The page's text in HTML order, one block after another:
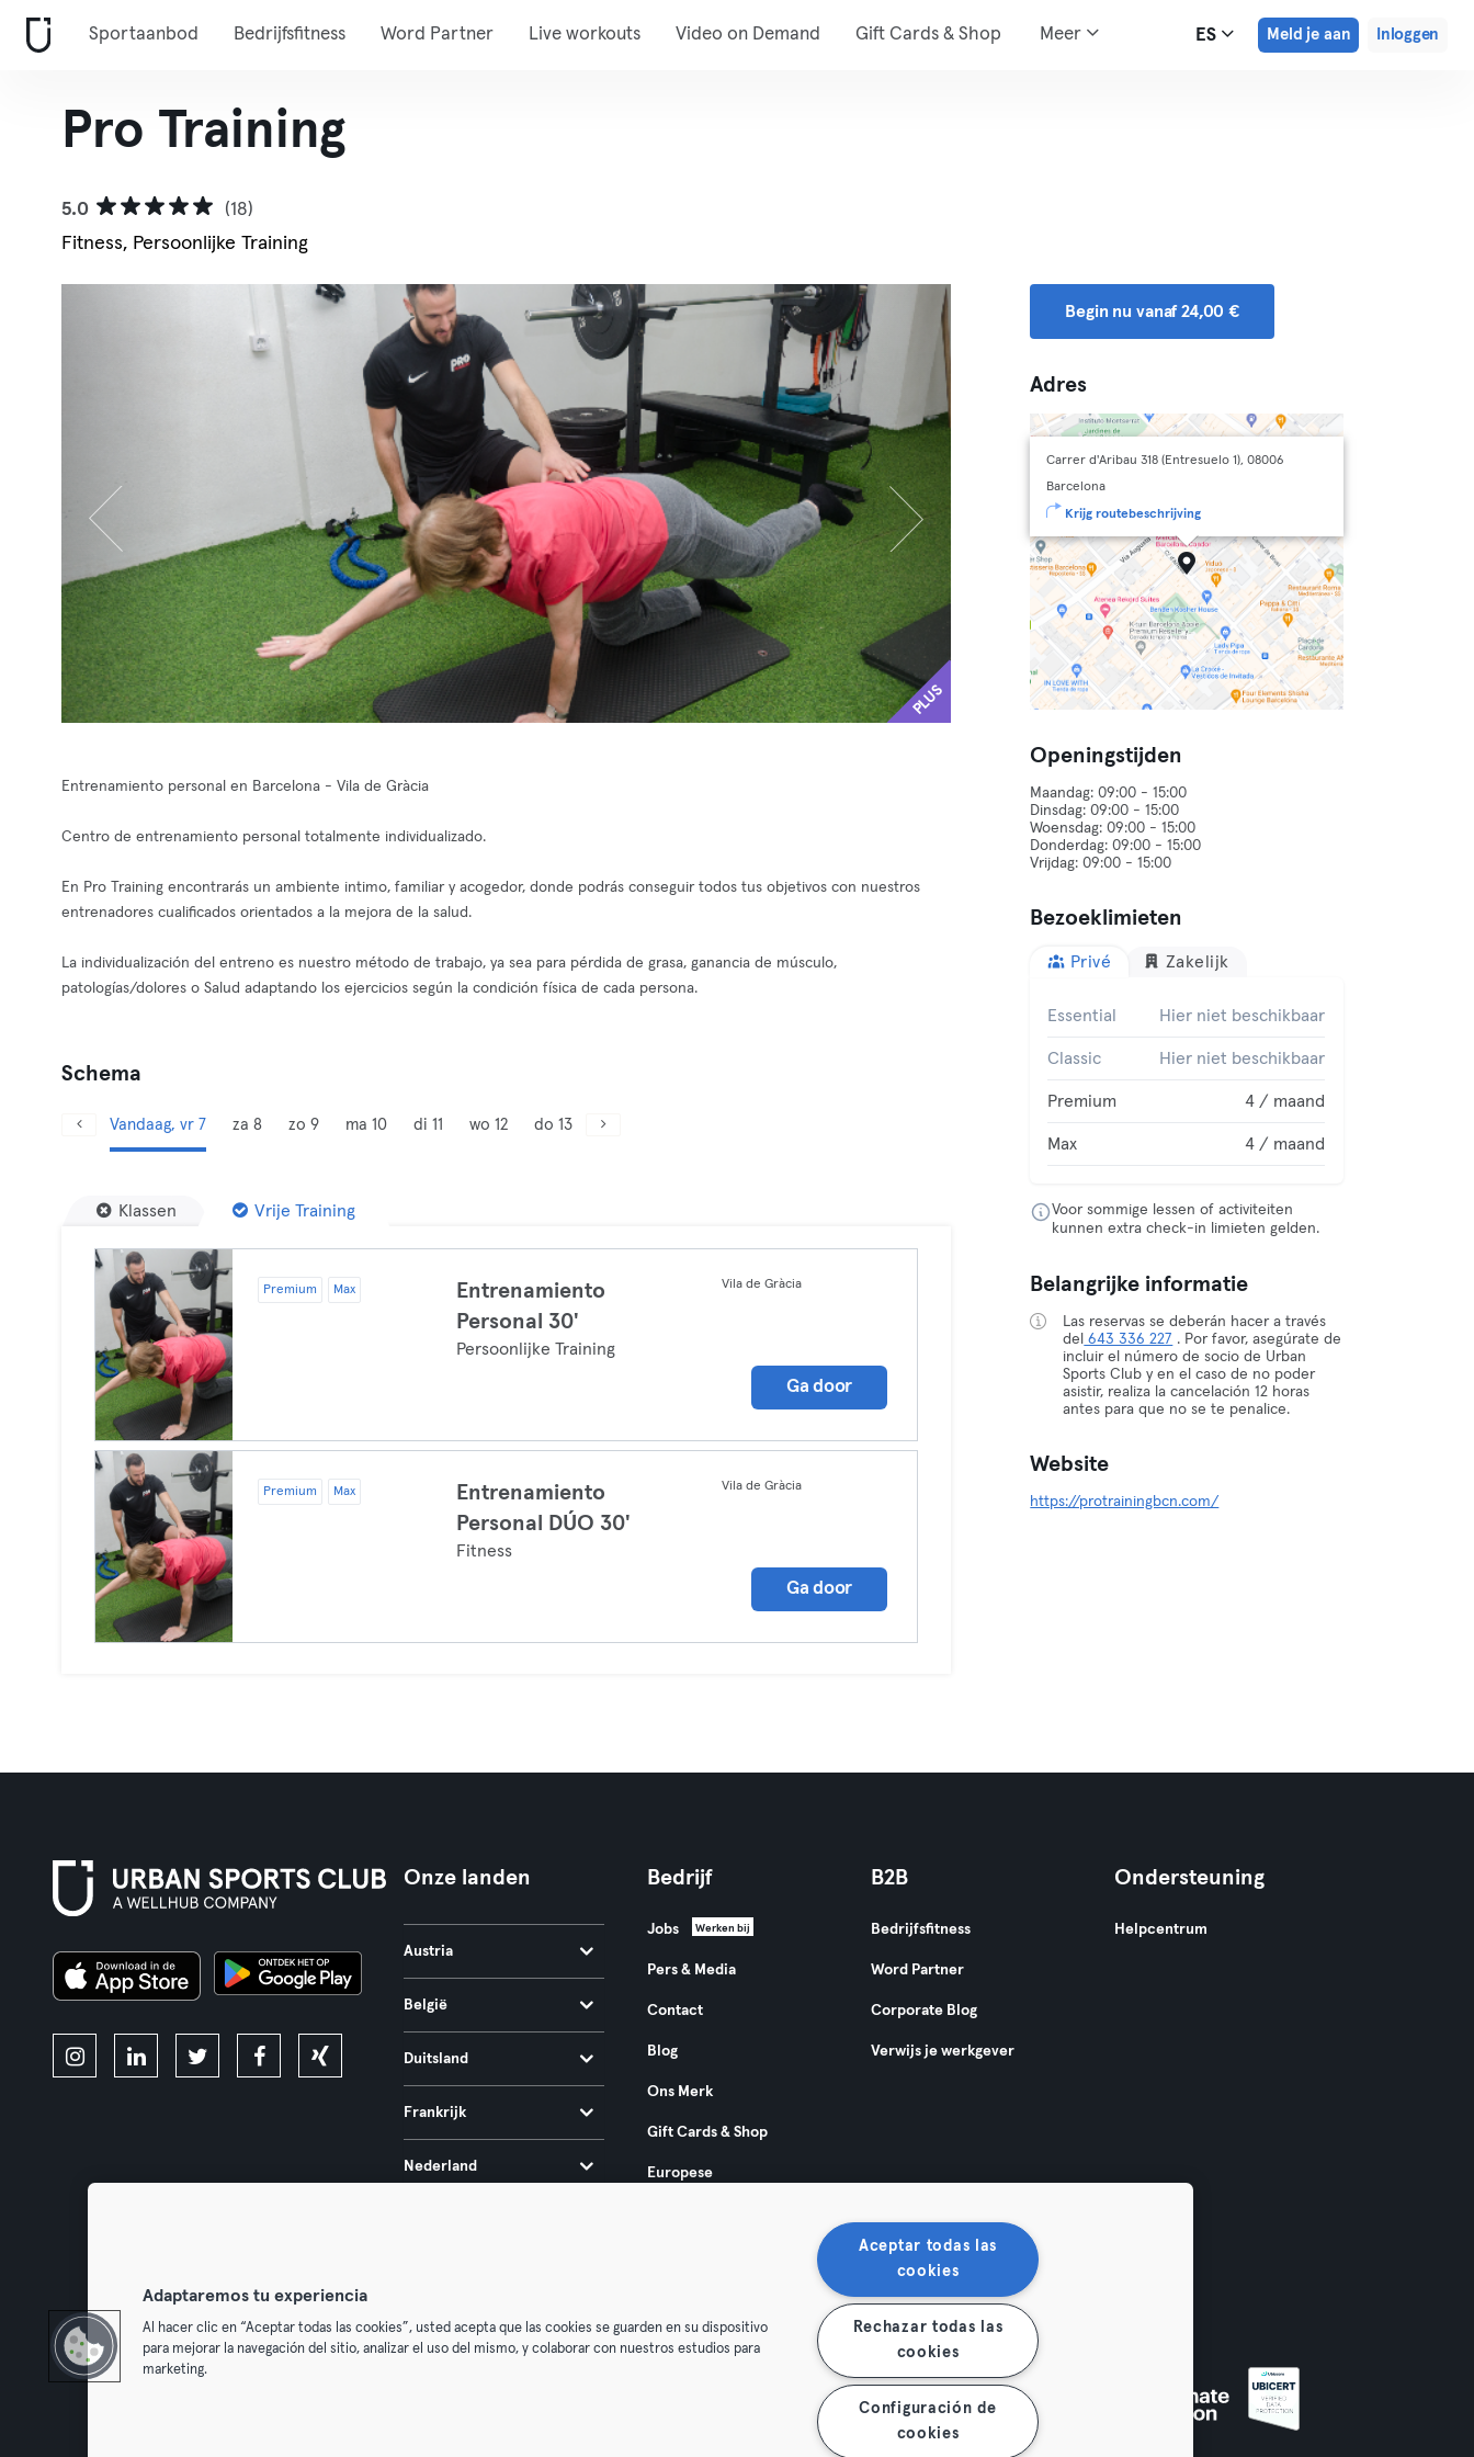
Sportaanbod Bedrijfsfitness Word Partner Live workouts Video on Demand Gift Cards & Shop Meer ES Meld je aan Inloggen
Pro Training
5.0
(18)
Fitness, Persoonlijke Training
PLUS
Entrenamiento personal en Barcelona - Vila de Gràcia
Centro de entrenamiento personal totalmente individualizado.
En Pro Training encontrarás un ambiente intimo, familiar y acogedor, donde podrás conseguir todos tus objetivos con nuestros
entrenadores cualificados orientados a la mejora de la salud.
La individualización del entreno es nuestro método de trabajo, ya sea para pérdida de grasa, ganancia de músculo,
patologías/dolores o Salud adaptando los ejercicios según la condición física de cada persona.
Schema
Vandaag, vr 7 za 8 zo 9 ma 10 di 11 wo 12 do 13
Klassen Vrije Training
Premium Max
Entrenamiento
Personal 30'
Persoonlijke Training
Vila de Gràcia
Ga door
Premium Max
Entrenamiento
Personal DÚO 30'
Fitness
Vila de Gràcia
Ga door
Begin nu vanaf 24,00 €
Adres
Carrer d'Aribau 318 (Entresuelo 1), 08006
Barcelona
Krijg routebeschrijving
Openingstijden
Maandag: 09:00 - 15:00
Dinsdag: 09:00 - 15:00
Woensdag: 09:00 - 15:00
Donderdag: 09:00 - 15:00
Bezoeklimieten
Privé Zakelijk
Essential Hier niet beschikbaar
Classic Hier niet beschikbaar
Premium 4 / maand
Max 4 / maand
Voor sommige lessen of activiteiten
kunnen extra check-in limieten gelden.
Belangrijke informatie
Las reservas se deberán hacer a través
del 643 336 227 . Por favor, asegúrate de
incluir el número de socio de Urban
Sports Club y en el caso de no poder
asistir, realiza la cancelación 12 horas
antes para que no se te penalice.
Website
https://protrainingbcn.com/
Onze landen
Austria
België
Duitsland
Frankrijk
Nederland
Bedrijf
Jobs Werken bij
Pers & Media
Contact
Blog
Ons Merk
Gift Cards & Shop
Europese
B2B
Bedrijfsfitness
Word Partner
Corporate Blog
Verwijs je werkgever
Ondersteuning
Helpcentrum
Membership opzeggen
Adaptaremos tu experiencia
Al hacer clic en “Aceptar todas las cookies”, usted acepta que las cookies se guarden en su dispositivo
para mejorar la navegación del sitio, analizar el uso del mismo, y colaborar con nuestros estudios para
marketing.
Aceptar todas las
cookies
Rechazar todas las
cookies
Configuración de
cookies